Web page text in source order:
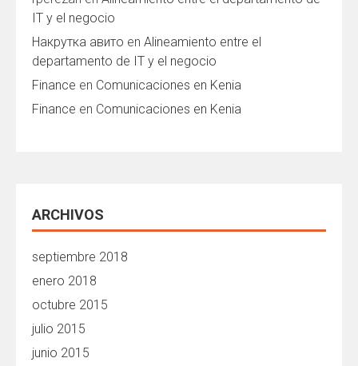
IT y el negocio
Накрутка авито en Alineamiento entre el
departamento de IT y el negocio
Finance en Comunicaciones en Kenia
Finance en Comunicaciones en Kenia
ARCHIVOS
septiembre 2018
enero 2018
octubre 2015
julio 2015
junio 2015